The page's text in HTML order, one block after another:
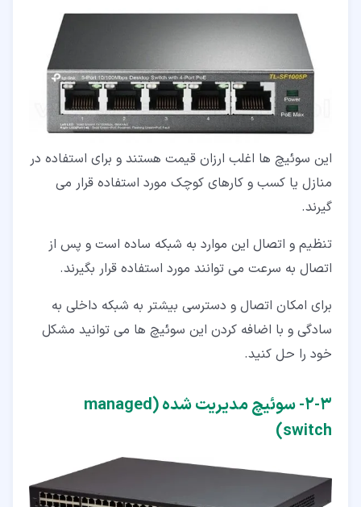
این سوئیچ ها اغلب ارزان قیمت هستند و برای استفاده در
منازل یا کسب و کارهای کوچک مورد استفاده قرار می
گیرند.
تنظیم و اتصال این موارد به شبکه ساده است و پس از
اتصال به سرعت می توانند مورد استفاده قرار بگیرند.
برای امکان اتصال و دسترسی بیشتر به شبکه داخلی به
سادگی و با اضافه کردن این سوئیچ ها می توانید مشکل
خود را حل کنید.
۳‏-‏۲‏- سوئیچ مدیریت شده (managed
switch)